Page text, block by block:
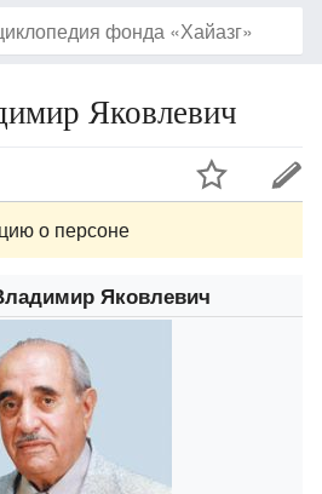
Яковлевич
о персоне
Яковлевич